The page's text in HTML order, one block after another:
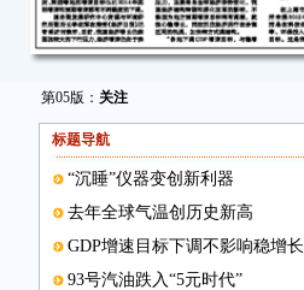
第05版： 关注
标题导航
“沉睡”仪器变创新利器
去年全球气温创历史新高
GDP增速目标下调不影响稳增长
93号汽油跌入“5元时代”